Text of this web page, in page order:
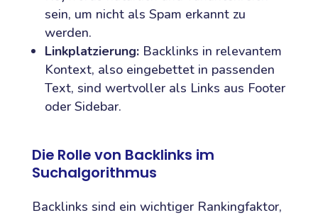
sein, um nicht als Spam erkannt zu
werden.
Linkplatzierung:Backlinks in relevantem
Kontext, also eingebettet in passenden
Text, sind wertvoller als Links aus Footer
oder Sidebar.
Die Rolle von Backlinks im
Suchalgorithmus
Backlinks sind ein wichtiger Rankingfaktor,